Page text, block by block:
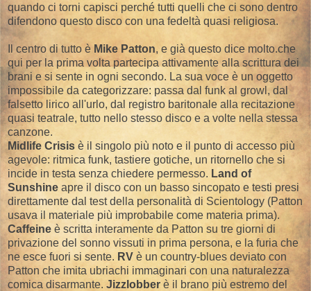
quando ci torni capisci perché tutti quelli che ci sono dentro
difendono questo disco con una fedeltà quasi religiosa.
Il centro di tutto è Mike Patton, e già questo dice molto.che
qui per la prima volta partecipa attivamente alla scrittura dei
brani e si sente in ogni secondo. La sua voce è un oggetto
impossibile da categorizzare: passa dal funk al growl, dal
falsetto lirico all'urlo, dal registro baritonale alla recitazione
quasi teatrale, tutto nello stesso disco e a volte nella stessa
canzone.
Midlife Crisis è il singolo più noto e il punto di accesso più
agevole: ritmica funk, tastiere gotiche, un ritornello che si
incide in testa senza chiedere permesso. Land of
Sunshine apre il disco con un basso sincopato e testi presi
direttamente dal test della personalità di Scientology (Patton
usava il materiale più improbabile come materia prima).
Caffeine è scritta interamente da Patton su tre giorni di
privazione del sonno vissuti in prima persona, e la furia che
ne esce fuori si sente. RV è un country-blues deviato con
Patton che imita ubriachi immaginari con una naturalezza
comica disarmante. Jizzlobber è il brano più estremo del